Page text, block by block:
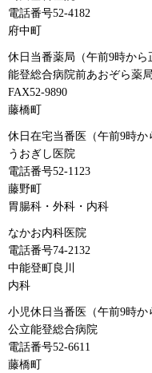
電話番号52-4182
府中町
休日当番薬局（午前9時から
能登総合病院前あおぞら薬局
FAX52-9890
藤橋町
休日在宅当番医（午前9時か
うおぎし医院
電話番号52-1123
藤野町
胃腸科・外科・内科
なかお内科医院
電話番号74-2132
中能登町良川
内科
小児休日当番医（午前9時か
公立能登総合病院
電話番号52-6611
藤橋町